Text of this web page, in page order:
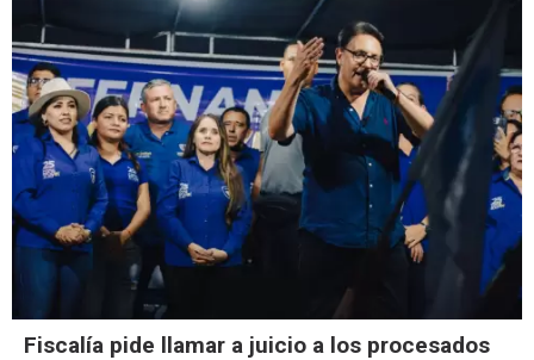
Fiscalía pide llamar a juicio a los procesados